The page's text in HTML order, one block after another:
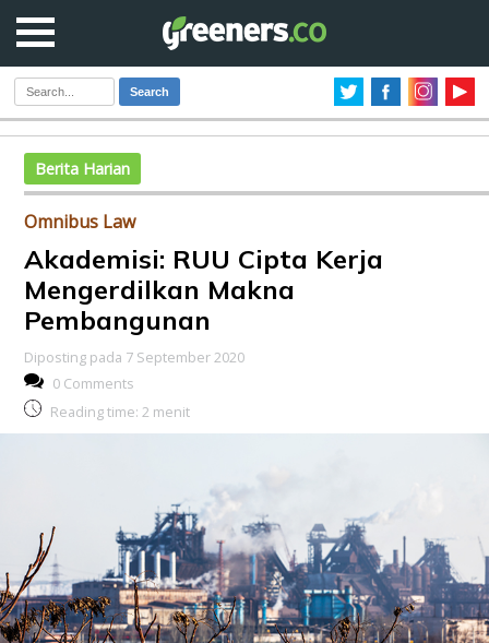
Search
Berita Harian
Omnibus Law
Akademisi: RUU Cipta Kerja
Mengerdilkan Makna
Pembangunan
Diposting pada 7 September 2020
0 Comments
Reading time: 2 menit